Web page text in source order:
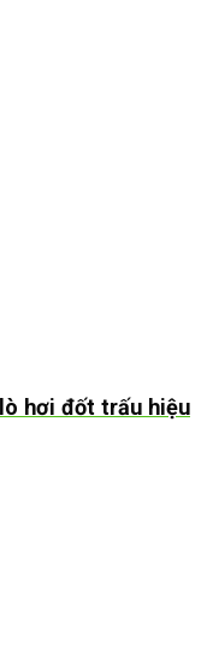
hơi đốt trấu hiệu